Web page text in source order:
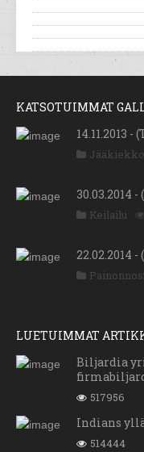
KATSOTUIMMAT
14.11.2013
Jääkiekko
30.03.2014
Keilailu
22.02.2014
LUETUIMMAT
Biljardia
517956
Indians
514444